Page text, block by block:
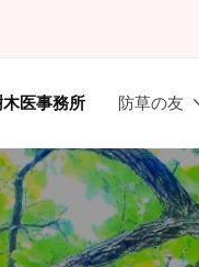
木医事務所 防草の友